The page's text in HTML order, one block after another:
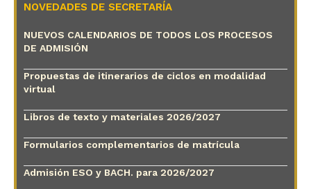
NOVEDADES DE SECRETARÍA
NUEVOS CALENDARIOS DE TODOS LOS PROCESOS
DE ADMISIÓN
Propuestas de itinerarios de ciclos en modalidad
virtual
Libros de texto y materiales 2026/2027
Formularios complementarios de matrícula
Admisión ESO y BACH. para 2026/2027